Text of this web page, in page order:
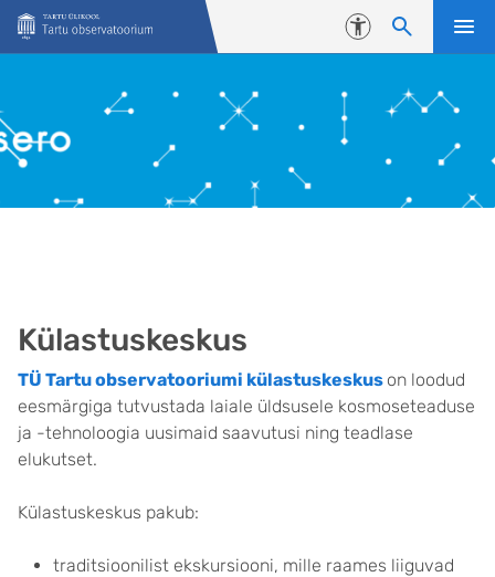
Liigu edasi põhisisu juurde
Juurdepääsetavus
Külastuskeskus
TÜ Tartu observatooriumi külastuskeskus on loodud
eesmärgiga tutvustada laiale üldsusele kosmoseteaduse
ja -tehnoloogia uusimaid saavutusi ning teadlase
elukutset.
Külastuskeskus pakub:
traditsioonilist ekskursiooni, mille raames liiguvad